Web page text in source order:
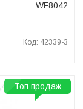
WF8042
Код: 42339-3
Топ продаж